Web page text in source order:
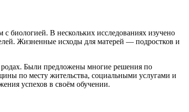
с биологией. В нескольких исследованиях изучено
Жизненные исходы для матерей — подростков и
родах. Были предложены многие решения по
по месту жительства, социальными услугами и
успехов в своём обучении.